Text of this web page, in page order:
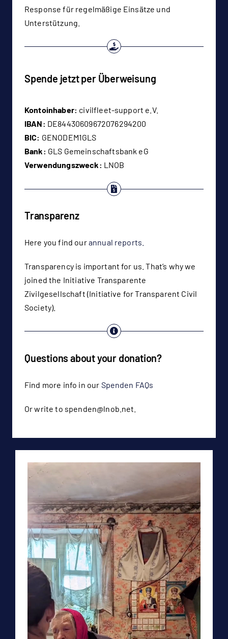
Response für regelmäßige Einsätze und
Unterstützung.
Spende jetzt per Überweisung
Kontoinhaber: civilfleet-support e.V.
IBAN: DE84430609672076294200
BIC: GENODEM1GLS
Bank: GLS Gemeinschaftsbank eG
Verwendungszweck: LNOB
Transparenz
Here you find ourannual reports.
Transparency is important for us. That’s why we
joined the Initiative Transparente
Zivilgesellschaft (Initiative for Transparent Civil
Society).
Questions about your donation?
Find more info in our Spenden FAQs
Or write to spenden@lnob.net.